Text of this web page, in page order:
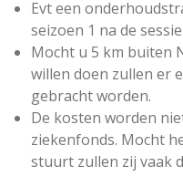
Evt een
seizoen 1 na de
Mocht u 5 km buiten
willen doen zullen er
gebracht worden.
De kosten worden
ziekenfonds. Mocht
stuurt zullen zij vaak